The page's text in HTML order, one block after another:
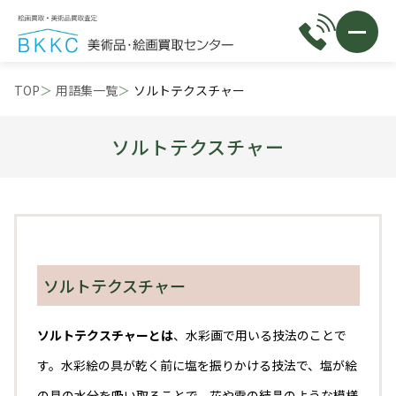
TOP 用語集一覧 ソルトテクスチャー
ソルトテクスチャー
ソルトテクスチャー
ソルトテクスチャーとは、水彩画で用いる技法のことで
す。水彩絵の具が乾く前に塩を振りかける技法で、塩が絵